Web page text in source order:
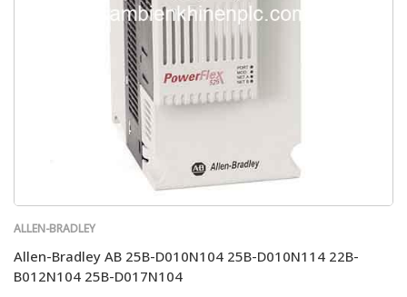
ALLEN-BRADLEY
Allen-Bradley AB 25B-D010N104 25B-D010N114 22B-
B012N104 25B-D017N104